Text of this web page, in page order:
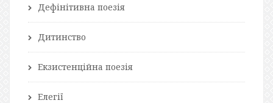
Дефінітивна поезія
Дитинство
Екзистенційна поезія
Елегії